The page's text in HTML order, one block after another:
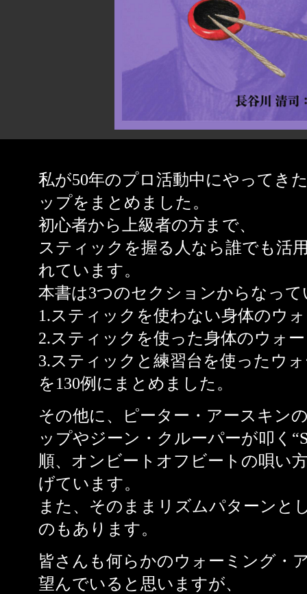
私が50年のプロ活動中にやってき
ップをまとめました。
初心者から上級者の方まで、
スティックを握る人なら誰でも活
れています。
本書は3つのセクションからなって
1.スティックを使わない身体のウ
2.スティックを使った身体のウォ
3.スティックと練習台を使ったウ
を130例にまとめました。
その他に、ピーター・アースキン
ップやジーン・クルーパーが叩く
順、オンビートオフビートの唄い
げています。
また、そのままリズムパターンと
のもあります。
皆さんも何らかのウォーミング・
望んでいると思いますが、